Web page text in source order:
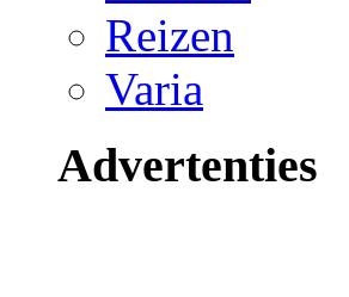
Reizen
Varia
Advertenties